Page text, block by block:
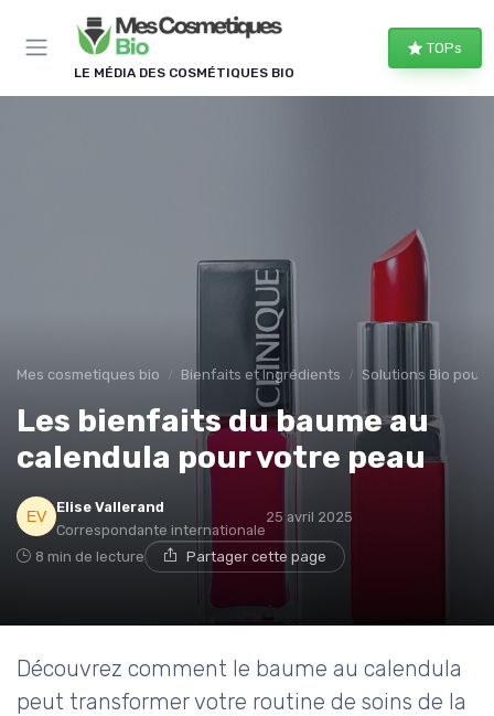
LE MÉDIA DES COSMÉTIQUES BIO
TOPs
Mes cosmetiques bio Bienfaits et Ingrédients Solutions Bio pour
Les bienfaits du baume au
calendula pour votre peau
Elise Vallerand
Correspondante internationale
25 avril 2025
8 min de lecture Partager cette page
Découvrez comment le baume au calendula
peut transformer votre routine de soins de la
Panneau de gestion des cookies